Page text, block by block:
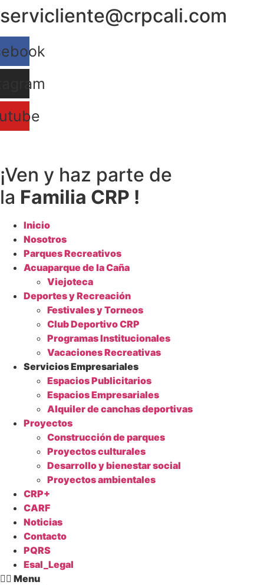
Ir
al
contenido
servicliente@crpcali.com
¡Ven y haz parte de
la Familia CRP !
Inicio
Nosotros
Parques Recreativos
Acuaparque de la Caña
Viejoteca
Deportes y Recreación
Festivales y Torneos
Club Deportivo CRP
Programas Institucionales
Vacaciones Recreativas
Servicios Empresariales
Espacios Publicitarios
Espacios Empresariales
Alquiler de canchas deportivas
Proyectos
Construcción de parques
Proyectos culturales
Desarrollo y bienestar social
Proyectos ambientales
CRP+
CARF
Noticias
Contacto
PQRS
Esal_Legal
Menu